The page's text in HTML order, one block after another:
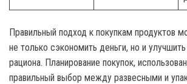
Правильный подход к покупкам продуктов
не только сэкономить деньги, но и
рациона. Планирование покупок,
правильный выбор между развесными и